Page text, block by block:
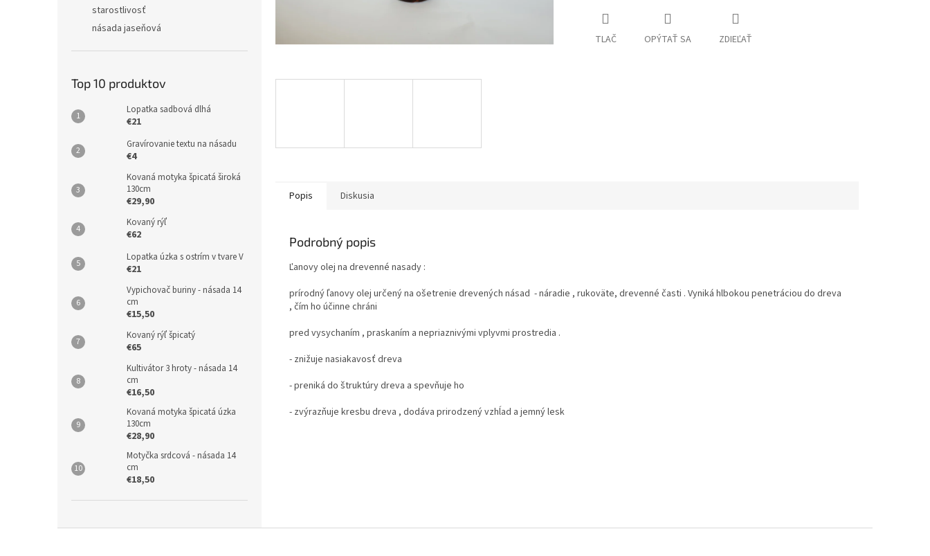
starostlivosť
násada jaseňová
Top 10 produktov
Lopatka sadbová dlhá
€21
Gravírovanie textu na násadu
€4
Kovaná motyka špicatá široká
130cm
€29,90
Kovaný rýľ
€62
Lopatka úzka s ostrím v tvare V
€21
Vypichovač buriny - násada 14
cm
€15,50
Kovaný rýľ špicatý
€65
Kultivátor 3 hroty - násada 14
cm
€16,50
Kovaná motyka špicatá úzka
130cm
€28,90
Motyčka srdcová - násada 14
cm
€18,50
TLAČ OPÝTAŤ SA ZDIEĽAŤ
Popis Diskusia
Podrobný popis
Ľanovy olej na drevenné nasady :
prírodný ľanovy olej určený na ošetrenie drevených násad - náradie , rukoväte, drevenné časti . Vyniká hlbokou penetráciou do dreva
, čím ho účinne chráni
pred vysychaním , praskaním a nepriaznivými vplyvmi prostredia .
- znižuje nasiakavosť dreva
- preniká do štruktúry dreva a spevňuje ho
- zvýrazňuje kresbu dreva , dodáva prirodzený vzhĺad a jemný lesk